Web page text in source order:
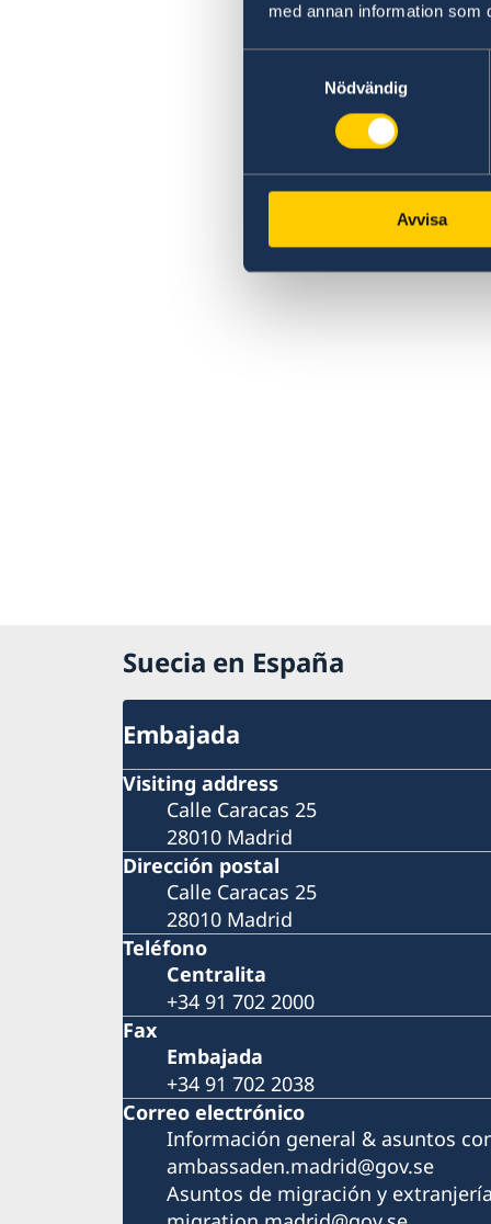
med annan information som
Nödvändig
Avvisa
Suecia en España
Embajada
Visiting address
Calle Caracas 25
28010 Madrid
Dirección postal
Calle Caracas 25
28010 Madrid
Teléfono
Centralita
+34 91 702 2000
Fax
Embajada
+34 91 702 2038
Correo electrónico
Información general & asuntos
ambassaden.madrid@gov.se
Asuntos de migración y extranjería